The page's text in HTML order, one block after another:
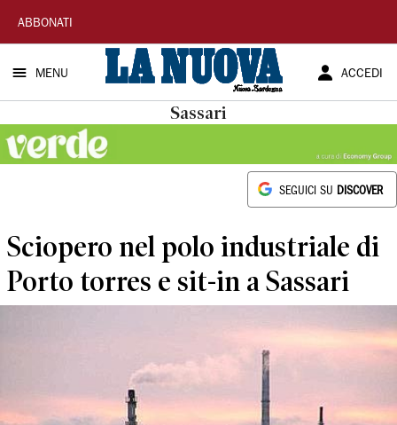
La
Nuova
Sardegna
ABBONATI
MENU ACCEDI
Sassari
SEGUICI SU DISCOVER
Sciopero nel polo industriale di
Porto torres e sit-in a Sassari